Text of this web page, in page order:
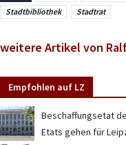
Stadtbibliothek Stadtrat
weitere Artikel von
Empfohlen auf LZ
Beschaffungsetat
Etats gehen für